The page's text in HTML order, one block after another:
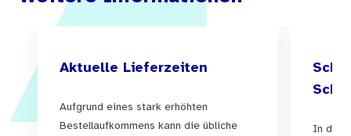
Aktuelle Lieferzeiten
Aufgrund eines stark erhöhten
Bestellaufkommens kann die übliche
In der